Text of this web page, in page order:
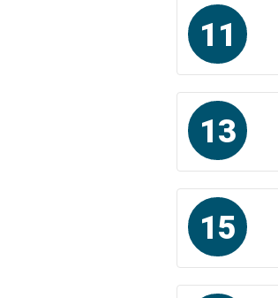
11
13
15